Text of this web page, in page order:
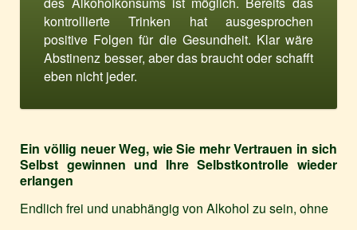
kontrollierte Trinken hat ausgesprochen
positive Folgen für die Gesundheit. Klar wäre
Abstinenz besser, aber das braucht oder schafft
eben nicht jeder.
Ein völlig neuer Weg, wie Sie mehr Vertrauen in sich
Selbst gewinnen und Ihre Selbstkontrolle wieder
erlangen
Endlich frei und unabhängig von Alkohol zu sein, ohne